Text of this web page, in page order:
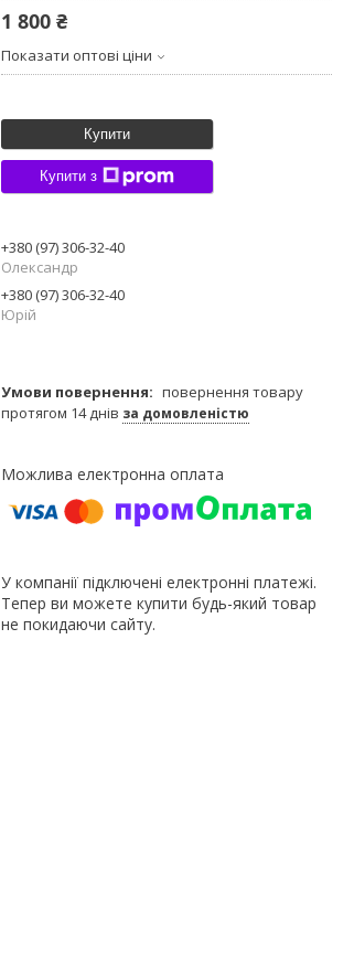
1 800 ₴
Показати оптові ціни
Купити
Купити з
+380 (97) 306-32-40
Олександр
+380 (97) 306-32-40
Юрій
повернення товару
протягом 14 днів за домовленістю
У компанії підключені електронні платежі.
Тепер ви можете купити будь-який товар
не покидаючи сайту.